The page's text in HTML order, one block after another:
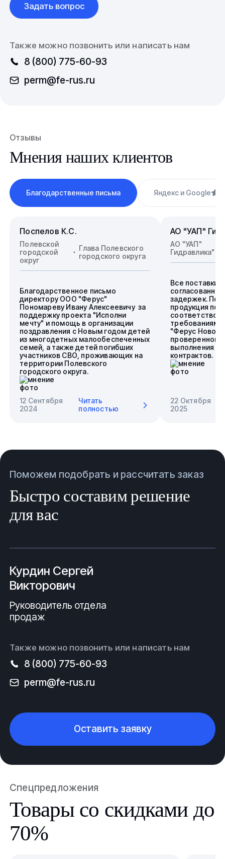
Задать вопрос
Также можно позвонить или написать нам
8 (800) 775-60-93
perm@fe-rus.ru
Отзывы
Мнения наших клиентов
Благодарственные письма Яндекс и Google
Поспелов К.С.
Полевской
городской
округ
Глава Полевского
городского округа
Благодарственное письмо
директору ООО "Ферус"
Пономареву Ивану Алексеевичу за
поддержку проекта "Исполни
мечту" и помощь в организации
поздравления с Новым годом детей
из многодетных малообеспеченных
семей, а также детей погибших
участников СВО, проживающих на
территории Полевского
городского округа.
12 Сентября
2024
Читать
полностью
АО "УАП"
АО "УАП"
Гидравлика"
Все поставки
задержек.
продукция
требованиям.
"Ферус
проверенного
выполнения
контрактов.
22 Октября
2025
Поможем подобрать и рассчитать заказ
Быстро составим решение
для вас
Курдин Сергей
Викторович
Руководитель отдела
продаж
Также можно позвонить или написать нам
8 (800) 775-60-93
perm@fe-rus.ru
Оставить заявку
Спецпредложения
Товары со скидками до
70%